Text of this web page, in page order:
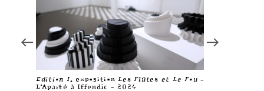
Edition I, expositionLes Flûtes et Le Fou –
L’Aparté à Iffendic – 2024
Edition I, expositionLes Flûtes et Le Fou –
L’Aparté à Iffendic – 2024
Edition I, expositionLes Flûtes et Le Fou –
L’Aparté à Iffendic – 2024
Edition I, expositionLes Flûtes et Le Fou –
L’Aparté à Iffendic – 2024